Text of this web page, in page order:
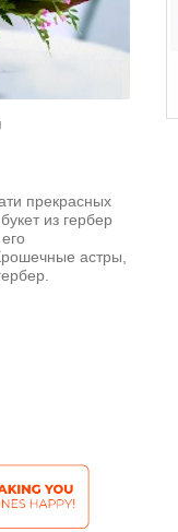
прекрасных
из гербер
астры,